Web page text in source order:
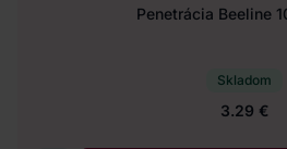
Penetrácia Beeline
Skladom
3.29 €